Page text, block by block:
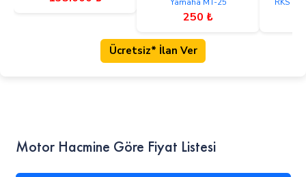
250 ₺
Ücretsiz* İlan Ver
Motor Hacmine Göre Fiyat Listesi